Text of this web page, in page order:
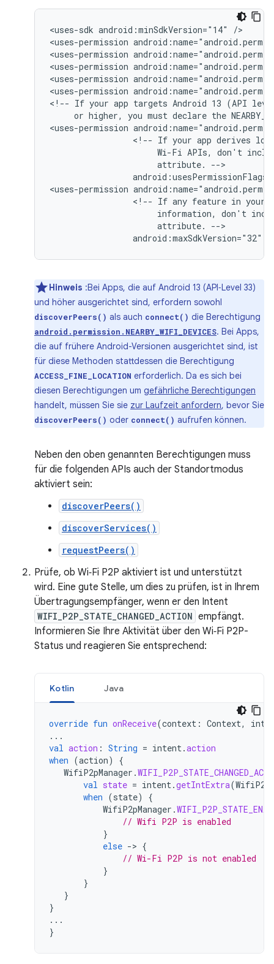
<uses-sdk android:minSdkVersion="14"
/>
<uses-permission
<uses-permission
<uses-permission
<uses-permission
<uses-permission
<!-- If your app targets Android 13 (API
or higher, you must declare the
<uses-permission
<!-- If your app derives
Wi-Fi APIs, don't
attribute.
<uses-permission
<!-- If any feature in your
information,
don't
attribute.
android:maxSdkVersion="32"
Hinweis :Bei Apps, die auf Android 13 (API‑Level 33)
und höher ausgerichtet sind, erfordern sowohl
discoverPeers() als auch connect() die Berechtigung
android.permission.NEARBY_WIFI_DEVICES. Bei Apps,
die auf frühere Android-Versionen ausgerichtet sind, ist
für diese Methoden stattdessen die Berechtigung
ACCESS_FINE_LOCATION erforderlich. Da es sich bei
diesen Berechtigungen um gefährliche Berechtigungen
handelt, müssen Sie sie zur Laufzeit anfordern, bevor Sie
discoverPeers() oder connect() aufrufen können.
Neben den oben genannten Berechtigungen muss
für die folgenden APIs auch der Standortmodus
aktiviert sein:
discoverPeers()
discoverServices()
requestPeers()
Prüfe, ob Wi‑Fi P2P aktiviert ist und unterstützt
wird. Eine gute Stelle, um dies zu prüfen, ist in Ihrem
Übertragungsempfänger, wenn er den Intent
WIFI_P2P_STATE_CHANGED_ACTION empfängt.
Informieren Sie Ihre Aktivität über den Wi‑Fi P2P-
Status und reagieren Sie entsprechend:
Kotlin Java
override fun onReceive(context : Context,
...
val action : String = intent.action
when (action)
{
WifiP2pManager .
val state = intent.getIntExtra(
when (state)
{
WifiP2pManager .
// Wifi P2P is enabled
}
else -> {
// Wi-Fi P2P is not enabled
}
}
}
}
...
}